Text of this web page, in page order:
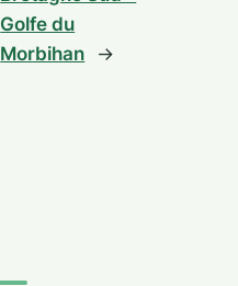
Golfe du
Morbihan
→